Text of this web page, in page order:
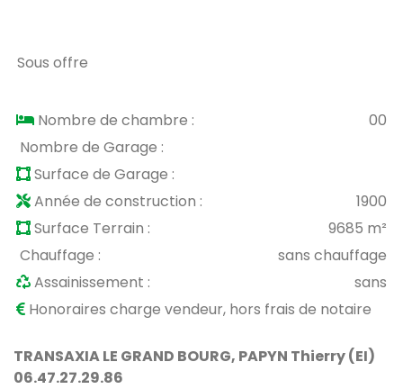
Sous offre
Nombre de chambre :
00
Nombre de Garage :
Surface de Garage :
Année de construction :
1900
Surface Terrain :
9685 m²
Chauffage :
sans chauffage
Assainissement :
sans
Honoraires charge vendeur, hors frais de notaire
TRANSAXIA LE GRAND BOURG, PAPYN Thierry (EI)
06.47.27.29.86